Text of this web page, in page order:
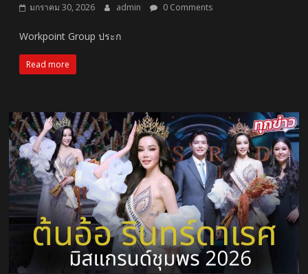
มกราคม 30, 2026 admin 0 Comments
Workpoint Group ประก
Read more